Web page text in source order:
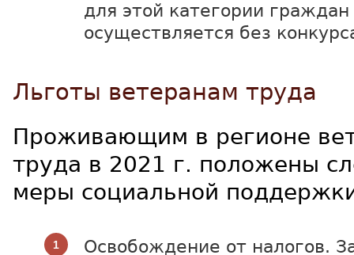
для этой категории граждан
осуществляется без
Льготы ветеранам труда
Проживающим в регионе
труда в 2021 г. положены
меры социальной
Освобождение от налогов.